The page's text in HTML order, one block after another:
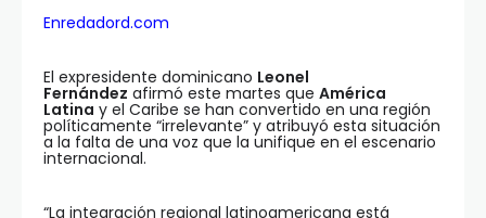
Enredadord.com
El expresidente dominicano Leonel
Fernández afirmó este martes que América
Latina y el Caribe se han convertido en una región
políticamente “irrelevante” y atribuyó esta situación
a la falta de una voz que la unifique en el escenario
internacional.
“La integración regional latinoamericana está